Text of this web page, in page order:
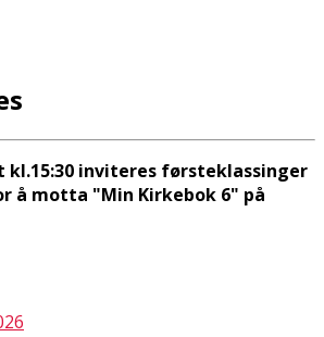
kl.15:30 inviteres førsteklassinger
å motta "Min Kirkebok 6" på